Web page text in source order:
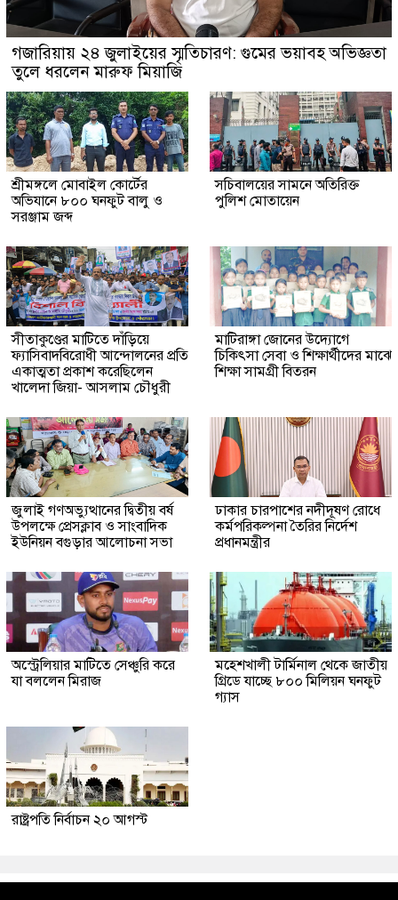
গজারিয়ায় ২৪ জুলাইয়ের স্মৃতিচারণ: গুমের ভয়াবহ অভিজ্ঞতা
তুলে ধরলেন মারুফ মিয়াজি
শ্রীমঙ্গলে মোবাইল কোর্টের
অভিযানে ৮০০ ঘনফুট বালু ও
সরঞ্জাম জব্দ
সচিবালয়ের সামনে অতিরিক্ত
পুলিশ মোতায়েন
সীতাকুণ্ডের মাটিতে দাঁড়িয়ে
ফ্যাসিবাদবিরোধী আন্দোলনের প্রতি
একাত্মতা প্রকাশ করেছিলেন
খালেদা জিয়া- আসলাম চৌধুরী
মাটিরাঙ্গা জোনের উদ্যোগে
চিকিৎসা সেবা ও শিক্ষার্থীদের মাঝে
শিক্ষা সামগ্রী বিতরন
জুলাই গণঅভ্যুত্থানের দ্বিতীয় বর্ষ
উপলক্ষে প্রেসক্লাব ও সাংবাদিক
ইউনিয়ন বগুড়ার আলোচনা সভা
ঢাকার চারপাশের নদীদূষণ রোধে
কর্মপরিকল্পনা তৈরির নির্দেশ
প্রধানমন্ত্রীর
অস্ট্রেলিয়ার মাটিতে সেঞ্চুরি করে
যা বললেন মিরাজ
মহেশখালী টার্মিনাল থেকে জাতীয়
গ্রিডে যাচ্ছে ৮০০ মিলিয়ন ঘনফুট
গ্যাস
রাষ্ট্রপতি নির্বাচন ২০ আগস্ট